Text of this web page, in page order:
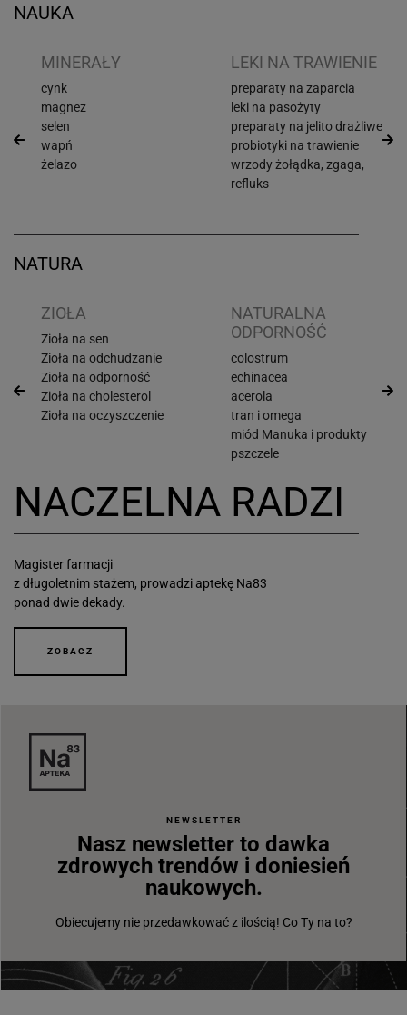
NAUKA
MINERAŁY
cynk
magnez
selen
wapń
żelazo
LEKI NA TRAWIENIE
preparaty na zaparcia
leki na pasożyty
preparaty na jelito drażliwe
probiotyki na trawienie
wrzody żołądka, zgaga,
refluks
NATURA
ZIOŁA
Zioła na sen
Zioła na odchudzanie
Zioła na odporność
Zioła na cholesterol
Zioła na oczyszczenie
NATURALNA
ODPORNOŚĆ
colostrum
echinacea
acerola
tran i omega
miód Manuka i produkty
pszczele
NACZELNA RADZI
Magister farmacji
z długoletnim stażem, prowadzi aptekę Na83
ponad dwie dekady.
ZOBACZ
NEWSLETTER
Nasz newsletter to dawka
zdrowych trendów i doniesień
naukowych.
Obiecujemy nie przedawkować z ilością! Co Ty na to?